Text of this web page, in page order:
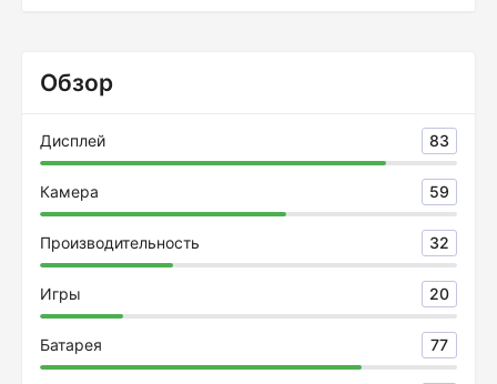
Обзор
Дисплей 83
Камера 59
Производительность 32
Игры 20
Батарея 77